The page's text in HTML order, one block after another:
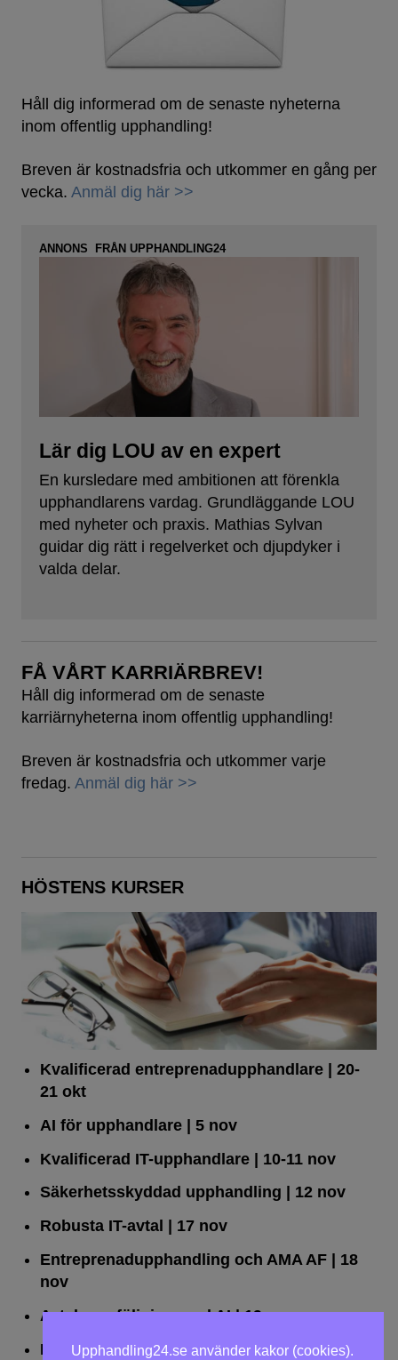
Håll dig informerad om de senaste nyheterna
inom offentlig upphandling!
Breven är kostnadsfria och utkommer en gång per
vecka. Anmäl dig här >>
ANNONS FRÅN UPPHANDLING24
Lär dig LOU av en expert
En kursledare med ambitionen att förenkla
upphandlarens vardag. Grundläggande LOU
med nyheter och praxis. Mathias Sylvan
guidar dig rätt i regelverket och djupdyker i
valda delar.
FÅ VÅRT KARRIÄRBREV!
Håll dig informerad om de senaste
karriärnyheterna inom offentlig upphandling!
Breven är kostnadsfria och utkommer varje
fredag. Anmäl dig här >>
HÖSTENS KURSER
Kvalificerad entreprenad­upphandlare
| 20-
21 okt
AI för upphandlare| 5 nov
Kvalificerad IT-upphandlare| 10-11 nov
Säkerhetsskyddad upphandling | 12 nov
Robusta IT-avtal
| 17 nov
Entreprenadupphandling och AMA AF| 18
nov
Avtalsuppföljning med AI| 19 nov
Leda upphandlingar effektivt| 25 nov
Upphandling24.se använder kakor (cookies).